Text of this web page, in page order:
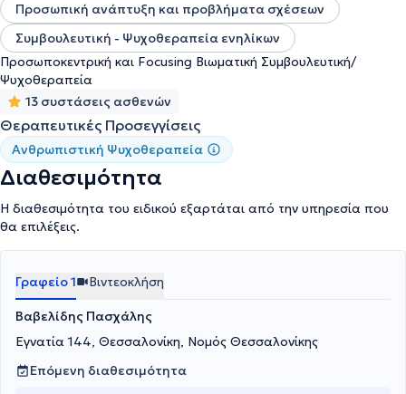
Προσωπική ανάπτυξη και προβλήματα σχέσεων
Συμβουλευτική - Ψυχοθεραπεία ενηλίκων
Προσωποκεντρική και Focusing Βιωματική Συμβουλευτική/
Ψυχοθεραπεία
13 συστάσεις ασθενών
Θεραπευτικές Προσεγγίσεις
Ανθρωπιστική Ψυχοθεραπεία
Διαθεσιμότητα
Η διαθεσιμότητα του ειδικού εξαρτάται από την υπηρεσία που
θα επιλέξεις.
Γραφείο 1 Βιντεοκλήση
Βαβελίδης Πασχάλης
Εγνατία 144, Θεσσαλονίκη, Νομός Θεσσαλονίκης
Επόμενη διαθεσιμότητα